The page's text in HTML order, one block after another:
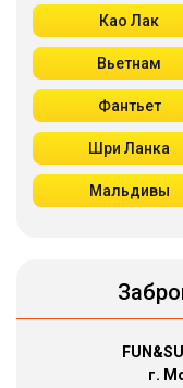
Као Лак
Вьетнам
Фантьет
Шри Ланка
Мальдивы
г.